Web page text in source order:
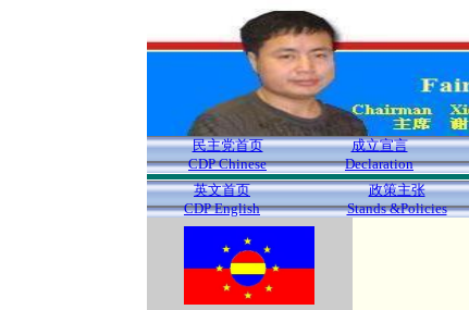
民主党首页
CDP Chinese
成立宣言
Declaration
英文首页
CDP English
政策主张
Stands &Policies